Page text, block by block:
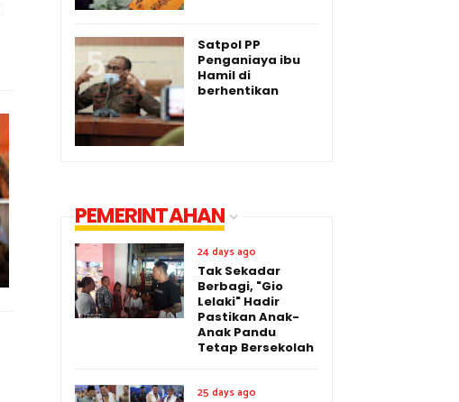
Satpol PP
Penganiaya ibu
Hamil di
berhentikan
PEMERINTAHAN
24 days ago
Tak Sekadar
Berbagi, "Gio
Lelaki" Hadir
Pastikan Anak-
Anak Pandu
Tetap Bersekolah
25 days ago